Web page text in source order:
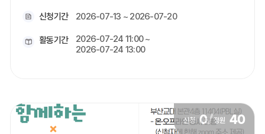
신청기간 2026-07-13 ~ 2026-07-20
활동기간
2026-07-24 11:00 ~
2026-07-24 13:00
신청 0/정원 40